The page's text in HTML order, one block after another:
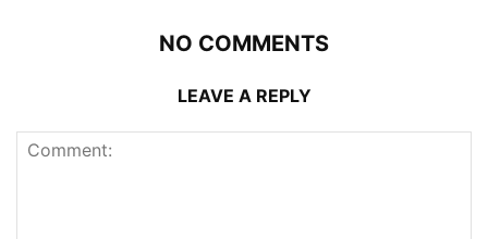
NO COMMENTS
LEAVE A REPLY